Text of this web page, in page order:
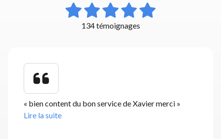
134 témoignages
« bien content du bon service de Xavier merci »
Lire la suite